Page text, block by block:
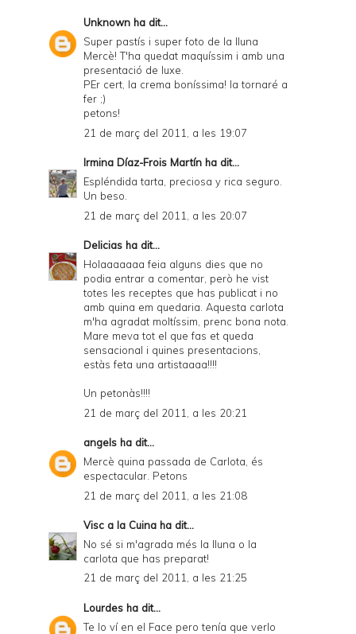
Unknown ha dit...
Super pastís i super foto de la lluna
Mercè! T'ha quedat maquíssim i amb una
presentació de luxe.
PEr cert, la crema boníssima! la tornaré a
fer ;)
petons!
21 de març del 2011, a les 19:07
Irmina Díaz-Frois Martín ha dit...
Espléndida tarta, preciosa y rica seguro.
Un beso.
21 de març del 2011, a les 20:07
Delicias ha dit...
Holaaaaaaa feia alguns dies que no
podia entrar a comentar, però he vist
totes les receptes que has publicat i no
amb quina em quedaria. Aquesta carlota
m'ha agradat moltíssim, prenc bona nota.
Mare meva tot el que fas et queda
sensacional i quines presentacions,
estàs feta una artistaaaa!!!!
Un petonàs!!!!
21 de març del 2011, a les 20:21
angels ha dit...
Mercè quina passada de Carlota, és
espectacular. Petons
21 de març del 2011, a les 21:08
Visc a la Cuina ha dit...
No sé si m'agrada més la lluna o la
carlota que has preparat!
21 de març del 2011, a les 21:25
Lourdes ha dit...
Te lo ví en el Face pero tenía que verlo